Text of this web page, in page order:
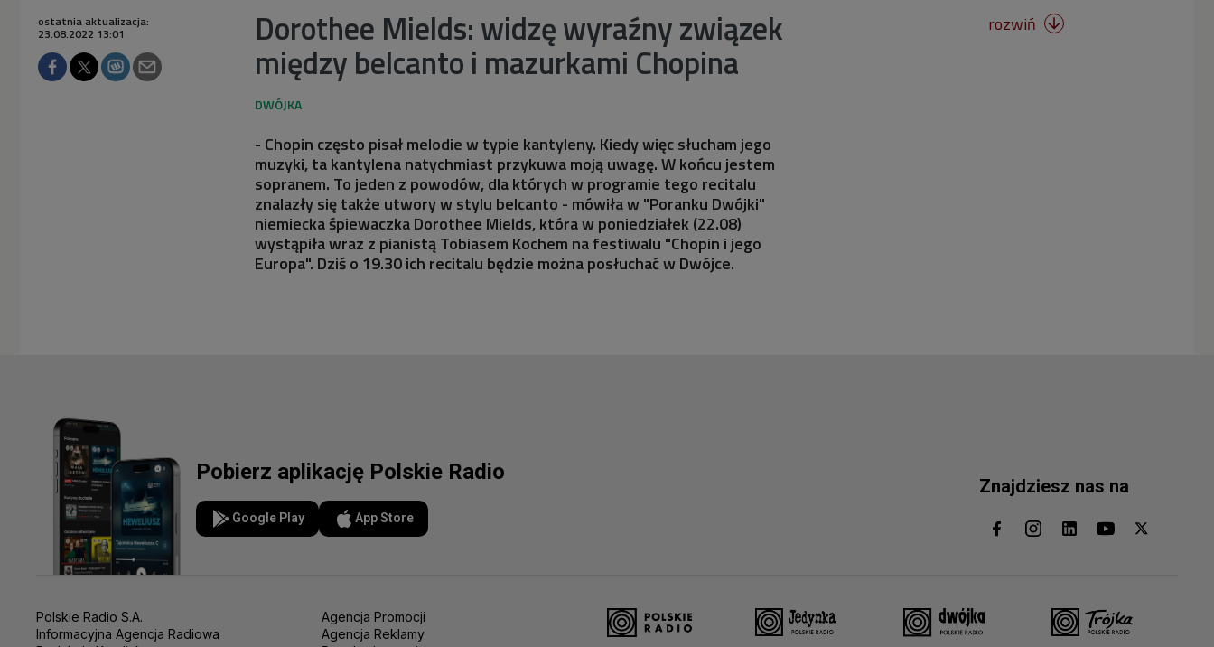
Dorothee Mields: widzę wyraźny związek
między belcanto i mazurkami Chopina
ostatnia aktualizacja:
23.08.2022 13:01
- Chopin często pisał melodie w typie kantyleny. Kiedy więc słucham jego
muzyki, ta kantylena natychmiast przykuwa moją uwagę. W końcu jestem
sopranem. To jeden z powodów, dla których w programie tego recitalu
znalazły się także utwory w stylu belcanto - mówiła w "Poranku Dwójki"
niemiecka śpiewaczka Dorothee Mields, która w poniedziałek (22.08)
wystąpiła wraz z pianistą Tobiasem Kochem na festiwalu "Chopin i jego
Europa". Dziś o 19.30 ich recitalu będzie można posłuchać w Dwójce.
rozwiń 
Pobierz aplikację Polskie Radio
Google Play App Store
Znajdziesz nas na
Polskie Radio S.A.
Informacyjna Agencja Radiowa
Agencja Promocji
Agencja Reklamy